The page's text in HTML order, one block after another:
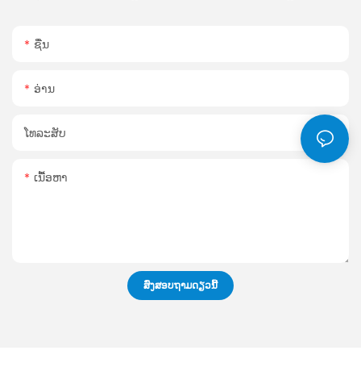
ຊື່ນ
ອ່ານ
ໂທລະສັບ
ເນື້ອຫາ
ສົ່ງສອບຖາມດຽວນີ້